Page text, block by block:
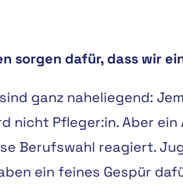
sorgen dafür, dass wir
ganz naheliegend:
nicht Pfleger:in. Aber
Berufswahl reagiert.
ein feines Gespür